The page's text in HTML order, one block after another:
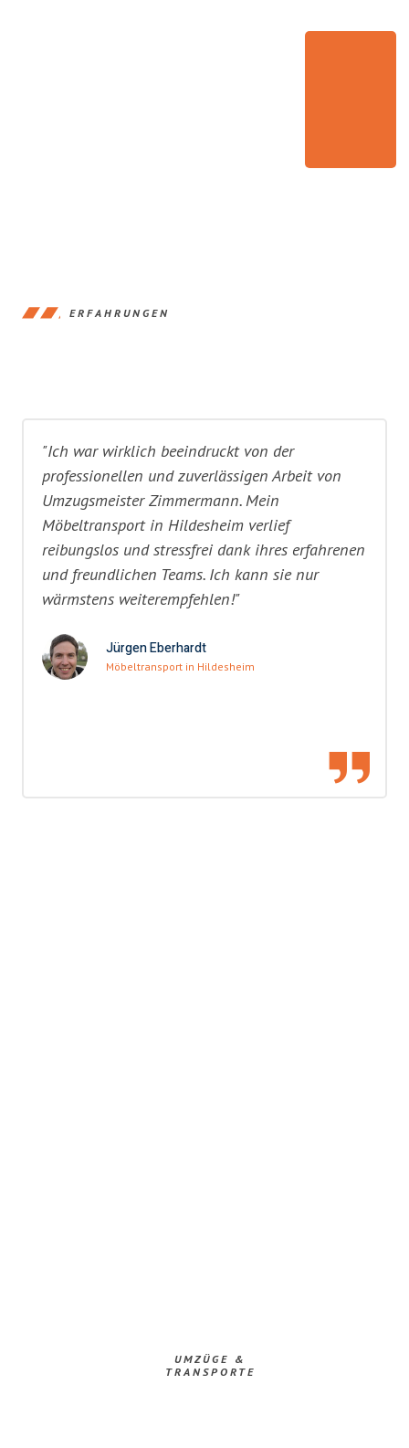
ERFAHRUNGEN
"Ich war wirklich beeindruckt von der
professionellen und zuverlässigen Arbeit von
Umzugsmeister Zimmermann. Mein
Möbeltransport in Hildesheim verlief
reibungslos und stressfrei dank ihres erfahrenen
und freundlichen Teams. Ich kann sie nur
wärmstens weiterempfehlen!"
Jürgen Eberhardt
Möbeltransport in Hildesheim
UMZÜGE &
TRANSPORTE